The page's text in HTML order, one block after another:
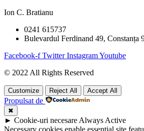
Ion C. Bratianu
0241 615737
Bulevardul Ferdinand 49, Constanța
Facebook-f Twitter InstagramYoutube
© 2022 All Rights Reserved
Customize Reject All Accept All
Propulsat de
✖
► Cookie-uri necesare Always Active
Necessary cookies enable essential site